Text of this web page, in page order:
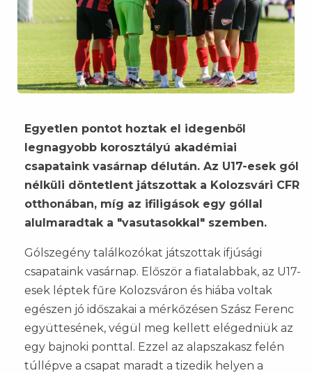
Egyetlen pontot hoztak el idegenből
legnagyobb korosztályú akadémiai
csapataink vasárnap délután. Az U17-esek gól
nélküli döntetlent játszottak a Kolozsvári CFR
otthonában, míg az ifiligások egy góllal
alulmaradtak a "vasutasokkal" szemben.
Gólszegény találkozókat játszottak ifjúsági
csapataink vasárnap. Először a fiatalabbak, az U17-
esek léptek fűre Kolozsváron és hiába voltak
egészen jó időszakai a mérkőzésen Szász Ferenc
együttesének, végül meg kellett elégedniük az
egy bajnoki ponttal. Ezzel az alapszakasz felén
túllépve a csapat maradt a tizedik helyen a